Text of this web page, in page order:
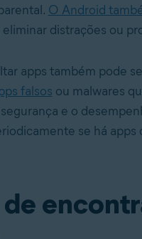
O Android
distrações ou
apps também pode
falsos ou malwares
e o
se há